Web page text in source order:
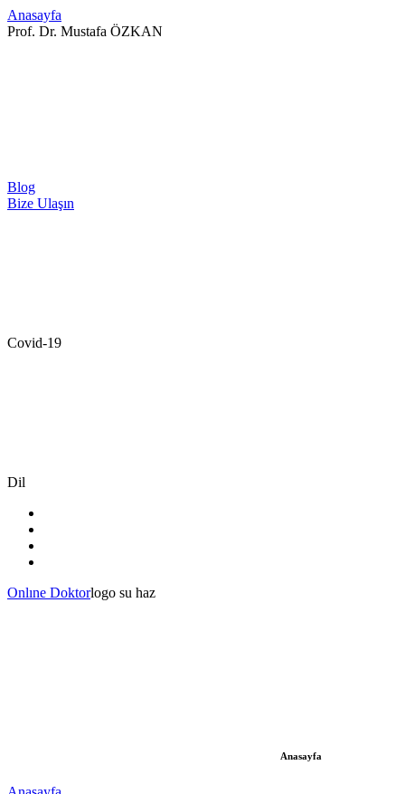
Anasayfa
Prof. Dr. Mustafa ÖZKAN
Blog
Bize Ulaşın
Covid-19
Dil
Onlıne Doktorlogo su haz
Anasayfa